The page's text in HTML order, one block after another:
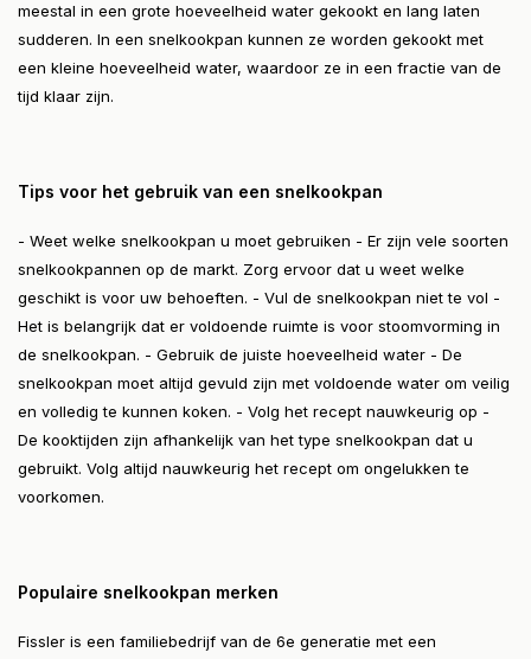
meestal in een grote hoeveelheid water gekookt en lang laten
sudderen. In een snelkookpan kunnen ze worden gekookt met
een kleine hoeveelheid water, waardoor ze in een fractie van de
tijd klaar zijn.
Tips voor het gebruik van een snelkookpan
- Weet welke snelkookpan u moet gebruiken - Er zijn vele soorten
snelkookpannen op de markt. Zorg ervoor dat u weet welke
geschikt is voor uw behoeften. - Vul de snelkookpan niet te vol -
Het is belangrijk dat er voldoende ruimte is voor stoomvorming in
de snelkookpan. - Gebruik de juiste hoeveelheid water - De
snelkookpan moet altijd gevuld zijn met voldoende water om veilig
en volledig te kunnen koken. - Volg het recept nauwkeurig op -
De kooktijden zijn afhankelijk van het type snelkookpan dat u
gebruikt. Volg altijd nauwkeurig het recept om ongelukken te
voorkomen.
Populaire snelkookpan merken
Fissler is een familiebedrijf van de 6e generatie met een